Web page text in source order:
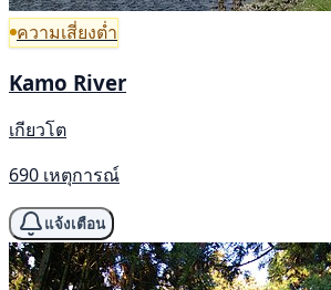
ความเสี่ยงต่ำ
Kamo River
เกียวโต
690 เหตุการณ์
แจ้งเตือน